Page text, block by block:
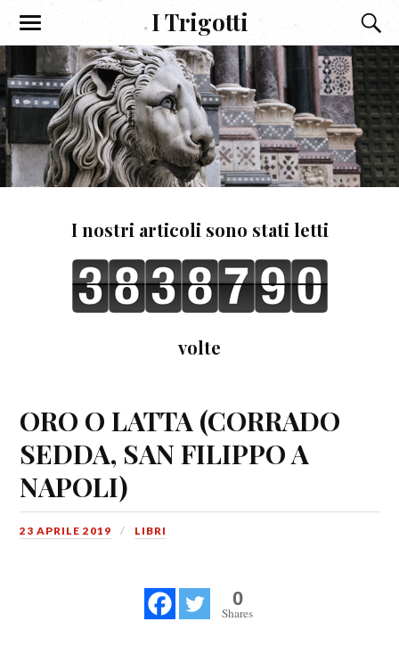
I Trigotti
I nostri articoli sono stati letti
volte
ORO O LATTA (CORRADO
SEDDA, SAN FILIPPO A
NAPOLI)
23 APRILE 2019 LIBRI
0
Shares